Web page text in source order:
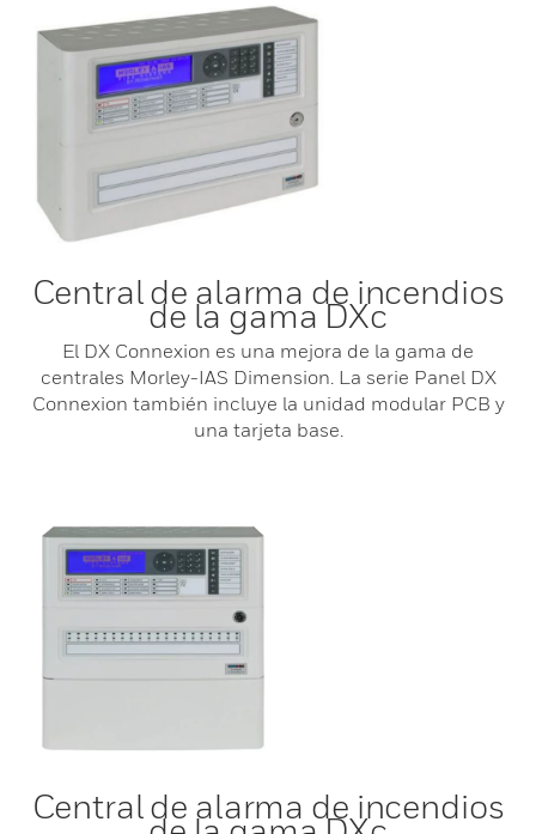
Central de alarma de incendios
de la gama DXc
El DX Connexion es una mejora de la gama de
centrales Morley-IAS Dimension. La serie Panel DX
Connexion también incluye la unidad modular PCB y
una tarjeta base.
Central de alarma de incendios